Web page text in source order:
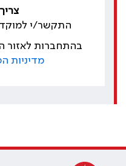
התקשר/י
בהתחברות
מדיניות